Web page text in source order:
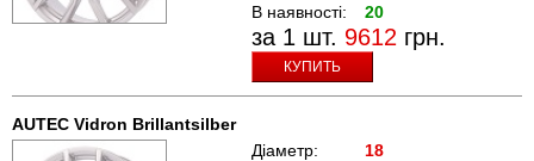
В наявності:
20
за 1 шт. 9612 грн.
КУПИТЬ
AUTEC Vidron Brillantsilber
Діаметр:
18